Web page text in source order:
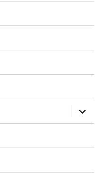
Zobrazit
položky